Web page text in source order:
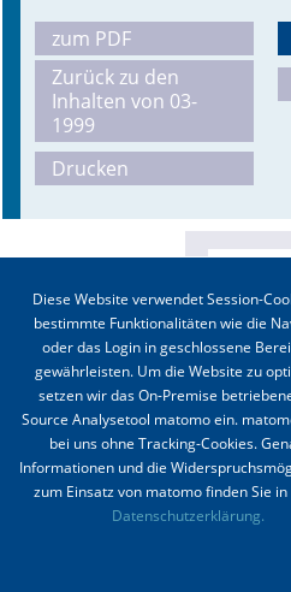
zum PDF
Zurück zu den
Inhalten von 03-
1999
Drucken
Impressum Datenschutz
Diese Website verwendet Session-
bestimmte Funktionalitäten wie die
oder das Login in geschlossene
gewährleisten. Um die Website zu
setzen wir das On-Premise
Source Analysetool matomo ein.
bei uns ohne Tracking-Cookies.
Informationen und die
zum Einsatz von matomo finden Sie
Datenschutzerklärung.